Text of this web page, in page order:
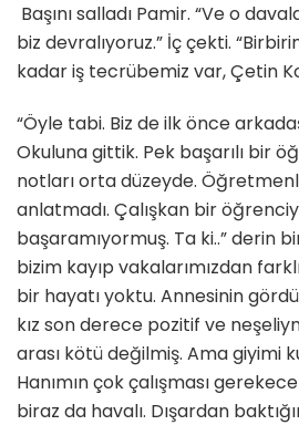
Başını salladı Pamir. “Ve o
biz devralıyoruz.” İç çekti.
kadar iş tecrübemiz var, Çetin
“Öyle tabi. Biz de ilk önce
Okuluna gittik. Pek başarılı bir
notları orta düzeyde.
anlatmadı. Çalışkan bir
başaramıyormuş. Ta ki..” derin
bizim kayıp vakalarımızdan
bir hayatı yoktu. Annesinin
kız son derece pozitif ve
arası kötü değilmiş. Ama giyimi
Hanımın çok çalışması
biraz da havalı. Dışardan